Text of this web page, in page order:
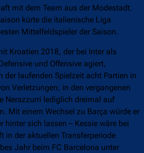
mit dem Team aus der Modestadt.
kürte die italienische Liga
Mittelfeldspieler der Saison.
Kroatien 2018, der bei Inter als
und Offensive agiert,
der laufenden Spielzeit acht Partien in
Verletzungen; in den vergangenen
Nerazzurri lediglich dreimal auf
Mit einem Wechsel zu Barça würde er
hinter sich lassen – Kessie wäre bei
in der aktuellen Transferperiode
Jahr beim FC Barcelona unter